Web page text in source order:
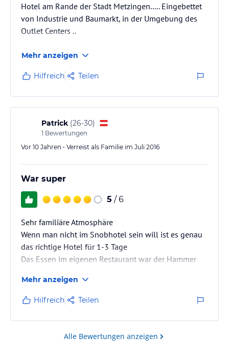
Hotel am Rande der Stadt Metzingen..... Eingebettet
von Industrie und Baumarkt, in der Umgebung des
Outlet Centers ..
Mehr anzeigen
Hilfreich Teilen
Patrick (26-30)
1 Bewertungen
Vor 10 Jahren • Verreist als Familie im Juli 2016
War super
5 / 6
Sehr familiäre Atmosphäre
Wenn man nicht im Snobhotel sein will ist es genau
das richtige Hotel für 1-3 Tage
Das Essen im eigenen Restaurant war der Hammer
Mehr anzeigen
Hilfreich Teilen
Alle Bewertungen anzeigen